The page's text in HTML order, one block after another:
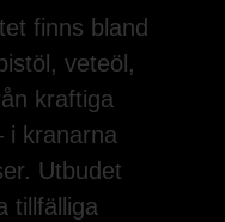
finns bland
veteöl,
kraftiga
i kranarna
Utbudet
tillfälliga